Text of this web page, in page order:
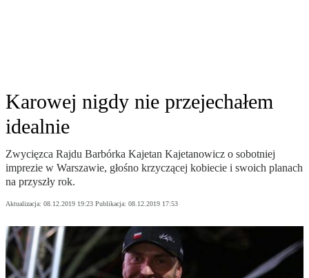
Karowej nigdy nie przejechałem
idealnie
Zwycięzca Rajdu Barbórka Kajetan Kajetanowicz o sobotniej
imprezie w Warszawie, głośno krzyczącej kobiecie i swoich planach
na przyszły rok.
Aktualizacja: 08.12.2019 19:23 Publikacja: 08.12.2019 17:53